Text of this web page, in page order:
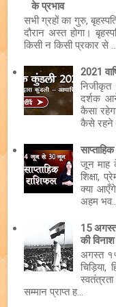
के प्रभाव
सभी ग्रहों का गुरु,
दौरान अस्त होगा।
किसी न किसी प्रकार से ...
2021
दर्शक
कैसा
कैसे रहने
जून माह
शिक्षा,
क्या
अहम भव...
15
की
अगस्त
सम्मान प्राप्त ह...